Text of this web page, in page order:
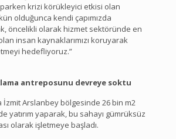
krizi körükleyici etkisi olan
olduğunca kendi çapımızda
öncelikli olarak hizmet sektöründe en
olan insan kaynaklarımızı koruyarak
hedefliyoruz.”
antreposunu devreye soktu
İzmit Arslanbey bölgesinde 26 bin m2
yatırım yaparak, bu sahayı gümrüksüz
olarak işletmeye başladı.